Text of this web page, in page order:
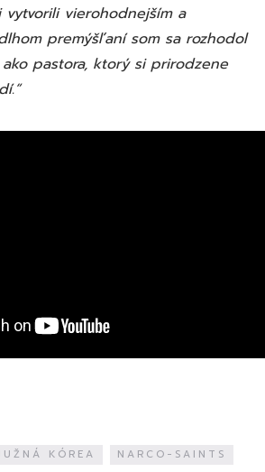
vierohodnejším a
premýšľaní som sa rozhodol
pastora, ktorý si prirodzene
KÓREA
NARCO-SAINTS